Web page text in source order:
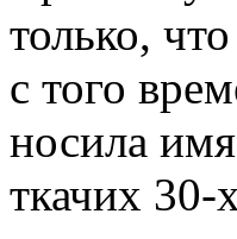
только,
с того
носила
ткачих 30-